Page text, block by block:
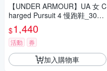
【UNDER ARMOUR】UA 女 C
harged Pursuit 4 慢跑鞋_3028
261-002
$1,440
活動 券
加入購物車